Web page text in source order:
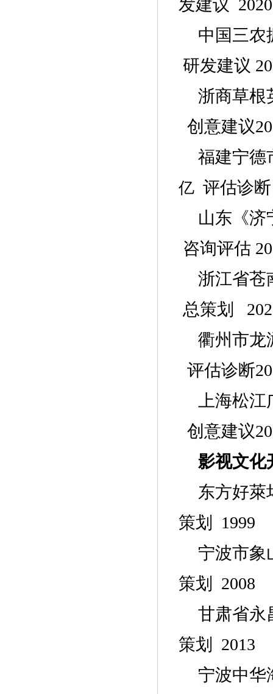
发建议 2020
中国三农
研发建议
浙商草根
创意建议
福建宁德
亿 评估诊断
山东《济
咨询评估
浙江省苍
总策划
衢州市龙
评估诊断
上海松
创意建议
影视文化
东方好萊
策划
1999
宁波市象
策划
2008
甘肃省永
策划
2013
宁波中华